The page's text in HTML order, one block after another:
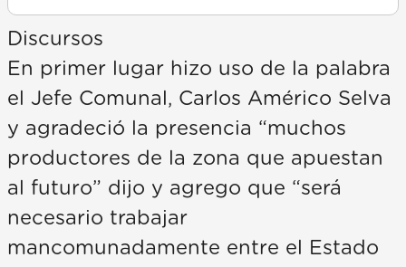
Discursos
En primer lugar hizo uso de la palabra
el Jefe Comunal, Carlos Américo Selva
y agradeció la presencia “muchos
productores de la zona que apuestan
al futuro” dijo y agrego que “será
necesario trabajar
mancomunadamente entre el Estado